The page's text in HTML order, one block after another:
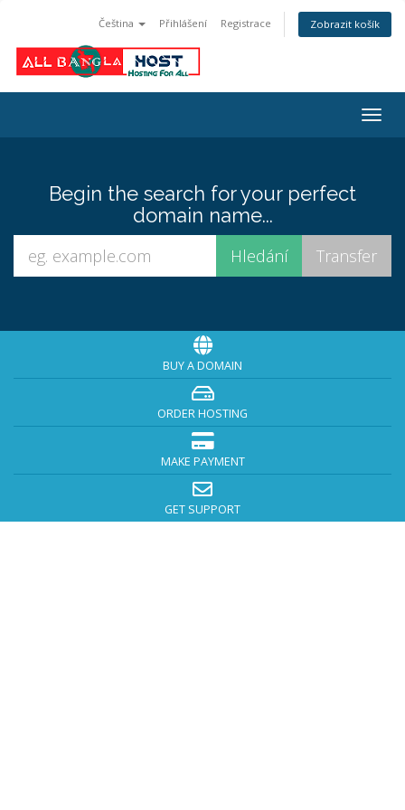
Čeština Přihlášení Registrace Zobrazit košík
Begin the search for your perfect
domain name...
BUY A DOMAIN
ORDER HOSTING
MAKE PAYMENT
GET SUPPORT